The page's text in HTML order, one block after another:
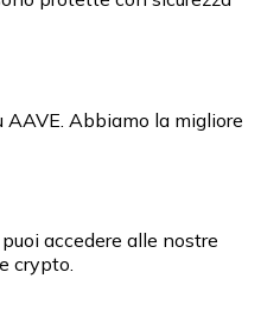
AAVE. Abbiamo la migliore
accedere alle nostre
crypto.